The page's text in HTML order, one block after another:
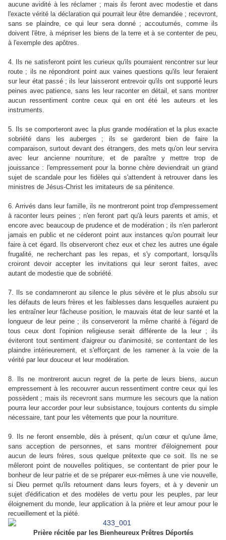
aucune avidité à les réclamer ; mais ils feront avec modestie et dans
l'exacte vérité la déclaration qui pourrait leur être demandée ; recevront,
sans se plaindre, ce qui leur sera donné ; accoutumés, comme ils
doivent l'être, à mépriser les biens de la terre et à se contenter de peu,
à l'exemple des apôtres.
4. Ils ne satisferont point les curieux qu'ils pourraient rencontrer sur leur
route ; ils ne répondront point aux vaines questions qu'ils leur feraient
sur leur état passé ; ils leur laisseront entrevoir qu'ils ont supporté leurs
peines avec patience, sans les leur raconter en détail, et sans montrer
aucun ressentiment contre ceux qui en ont été les auteurs et les
instruments.
5. Ils se comporteront avec la plus grande modération et la plus exacte
sobriété dans les auberges ; ils se garderont bien de faire la
comparaison, surtout devant des étrangers, des mets qu'on leur servira
avec leur ancienne nourriture, et de paraître y mettre trop de
jouissance : l'empressement pour la bonne chère deviendrait un grand
sujet de scandale pour les fidèles qui s'attendent à retrouver dans les
ministres de Jésus-Christ les imitateurs de sa pénitence.
6. Arrivés dans leur famille, ils ne montreront point trop d'empressement
à raconter leurs peines ; n'en feront part qu'à leurs parents et amis, et
encore avec beaucoup de prudence et de modération ; ils n'en parleront
jamais en public et ne céderont point aux instances qu'on pourrait leur
faire à cet égard. Ils observeront chez eux et chez les autres une égale
frugalité, ne recherchant pas les repas, et s'y comportant, lorsqu'ils
croiront devoir accepter les invitations qui leur seront faites, avec
autant de modestie que de sobriété.
7. Ils se condamneront au silence le plus sévère et le plus absolu sur
les défauts de leurs frères et les faiblesses dans lesquelles auraient pu
les entraîner leur fâcheuse position, le mauvais état de leur santé et la
longueur de leur peine ; ils conserveront la même charité à l'égard de
tous ceux dont l'opinion religieuse serait différente de la leur ; ils
éviteront tout sentiment d'aigreur ou d'animosité, se contentant de les
plaindre intérieurement, et s'efforçant de les ramener à la voie de la
vérité par leur douceur et leur modération.
8. Ils ne montreront aucun regret de la perte de leurs biens, aucun
empressement à les recouvrer aucun ressentiment contre ceux qui les
possèdent ; mais ils recevront sans murmure les secours que la nation
pourra leur accorder pour leur subsistance, toujours contents du simple
nécessaire, tant pour les vêtements que pour la nourriture.
9. Ils ne feront ensemble, dès à présent, qu'un cœur et qu'une âme,
sans acception de personnes, et sans montrer d'éloignement pour
aucun de leurs frères, sous quelque prétexte que ce soit. Ils ne se
mêleront point de nouvelles politiques, se contentant de prier pour le
bonheur de leur patrie et de se préparer eux-mêmes à une vie nouvelle,
si Dieu permet qu'ils retournent dans leurs foyers, et à y devenir un
sujet d'édification et des modèles de vertu pour les peuples, par leur
éloignement du monde, leur application à la prière et leur amour pour le
recueillement et la piété.
Prière récitée par les Bienheureux Prêtres Déportés